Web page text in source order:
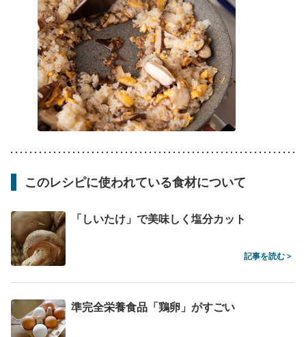
このレシピに使われている食材について
「しいたけ」で美味しく塩分カット
記事を読む >
準完全栄養食品「鶏卵」がすごい